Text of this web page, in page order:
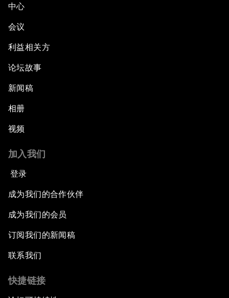
中心
会议
利益相关方
论坛故事
新闻稿
相册
视频
加入我们
登录
成为我们的合作伙伴
成为我们的会员
订阅我们的新闻稿
联系我们
快捷链接